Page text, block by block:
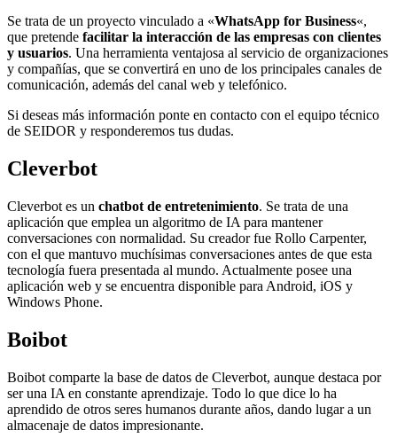
Se trata de un proyecto vinculado a «WhatsApp for Business«,
que pretende facilitar la interacción de las empresas con clientes
y usuarios. Una herramienta ventajosa al servicio de organizaciones
y compañías, que se convertirá en uno de los principales canales de
comunicación, además del canal web y telefónico.
Si deseas más información ponte en contacto con el equipo técnico
de SEIDOR y responderemos tus dudas.
Cleverbot
Cleverbot es un chatbot de entretenimiento. Se trata de una
aplicación que emplea un algoritmo de IA para mantener
conversaciones con normalidad. Su creador fue Rollo Carpenter,
con el que mantuvo muchísimas conversaciones antes de que esta
tecnología fuera presentada al mundo. Actualmente posee una
aplicación web y se encuentra disponible para Android, iOS y
Windows Phone.
Boibot
Boibot comparte la base de datos de Cleverbot, aunque destaca por
ser una IA en constante aprendizaje. Todo lo que dice lo ha
aprendido de otros seres humanos durante años, dando lugar a un
almacenaje de datos impresionante.